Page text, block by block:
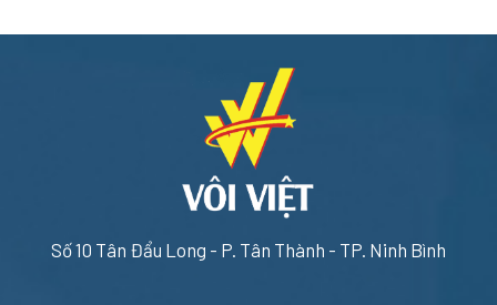
Số 10 Tân Đẩu Long - P. Tân Thành - TP. Ninh Bình